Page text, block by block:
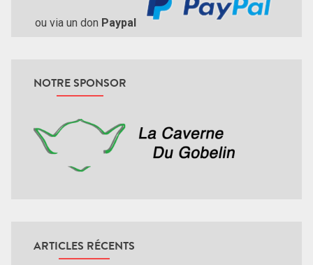
ou via un don Paypal
NOTRE SPONSOR
ARTICLES RÉCENTS